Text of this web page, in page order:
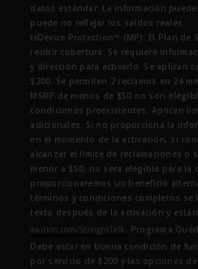
datos estándar. La información
puede no reflejar los saldos reales.
ŧŧDevice Protection™ (MP): El Plan de
recibir cobertura. Se requiere
y dirección para activarlo. Se aplican
$200. Se permiten 2 reclamos en 24
MSRP de menos de $50 no son
condiciones preexistentes. Aplican
adicionales. Si no proporciona la
en el momento de la activación, si
alcanzar el límite de reclamaciones o
menor a $50, no será elegible para la
proporcionaremos un beneficio
términos y condiciones completos se
texto después de la activación y
asurion.com/StraightTalk. Programa
Debe estar en buena condición de
por servicio de $200 y las opciones